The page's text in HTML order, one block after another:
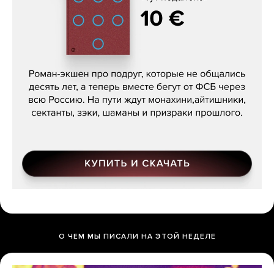
Кира Ярмыш, «Тут недалеко»
О ЧЕМ МЫ ПИСАЛИ НА ЭТОЙ НЕДЕЛЕ